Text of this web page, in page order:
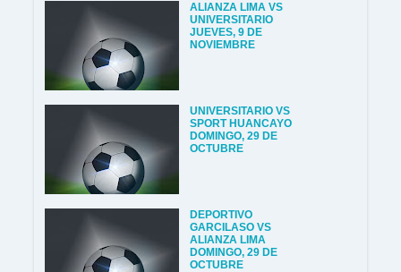
ALIANZA LIMA VS
UNIVERSITARIO
JUEVES, 9 DE
NOVIEMBRE
UNIVERSITARIO VS
SPORT HUANCAYO
DOMINGO, 29 DE
OCTUBRE
DEPORTIVO
GARCILASO VS
ALIANZA LIMA
DOMINGO, 29 DE
OCTUBRE